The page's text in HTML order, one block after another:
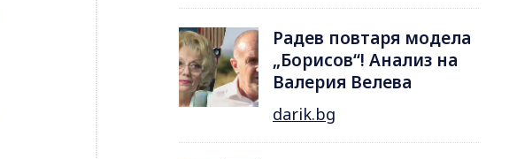
Радев повтаря модела
„Борисов“! Анализ на
Валерия Велева
darik.bg